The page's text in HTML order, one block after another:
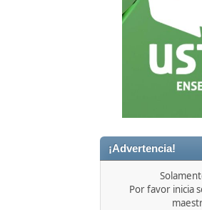
¡Advertencia!
Por favor inicia